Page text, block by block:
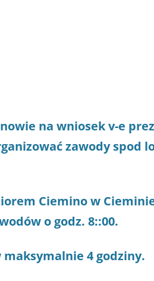
na wniosek v-e
zawody spod
Ciemino w
o godz. 8::00.
4 godziny.